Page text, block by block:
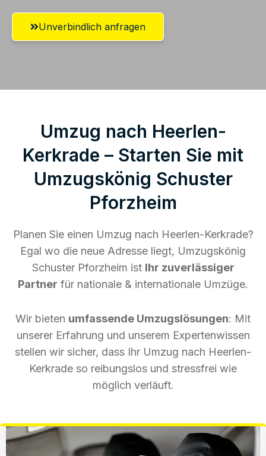
Unverbindlich anfragen
Umzug nach Heerlen-
Kerkrade – Starten Sie mit
Umzugskönig Schuster
Pforzheim
Planen Sie einen Umzug nach Heerlen-Kerkrade?
Egal wo die neue Adresse liegt, Umzugskönig
Schuster Pforzheim ist Ihr zuverlässiger
Partner für nationale & internationale Umzüge.
Wir bieten umfassende Umzugslösungen: Mit
unserer Erfahrung und unserem Expertenwissen
stellen wir sicher, dass Ihr Umzug nach Heerlen-
Kerkrade so reibungslos und stressfrei wie
möglich verläuft.